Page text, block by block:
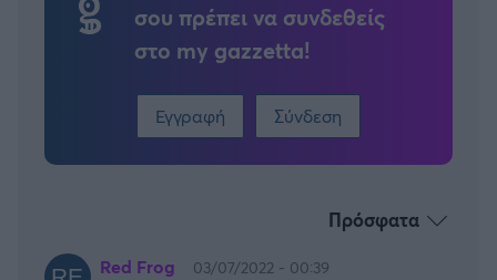
σου πρέπει να συνδεθείς
στο my gazzetta!
Εγγραφή Σύνδεση
Πρόσφατα
Red Frog
03/07/2022 - 00:39